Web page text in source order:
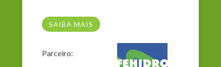
SAIBA MAIS
Parceiro: